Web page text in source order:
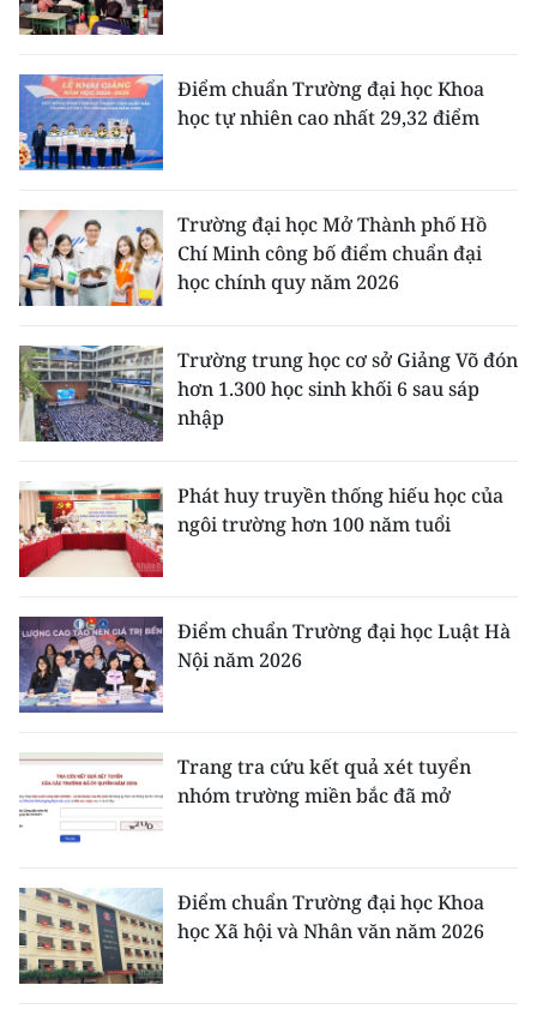
Điểm chuẩn Trường đại học Khoa
học tự nhiên cao nhất 29,32 điểm
Trường đại học Mở Thành phố Hồ
Chí Minh công bố điểm chuẩn đại
học chính quy năm 2026
Trường trung học cơ sở Giảng Võ đón
hơn 1.300 học sinh khối 6 sau sáp
nhập
Phát huy truyền thống hiếu học của
ngôi trường hơn 100 năm tuổi
Điểm chuẩn Trường đại học Luật Hà
Nội năm 2026
Trang tra cứu kết quả xét tuyển
nhóm trường miền bắc đã mở
Điểm chuẩn Trường đại học Khoa
học Xã hội và Nhân văn năm 2026